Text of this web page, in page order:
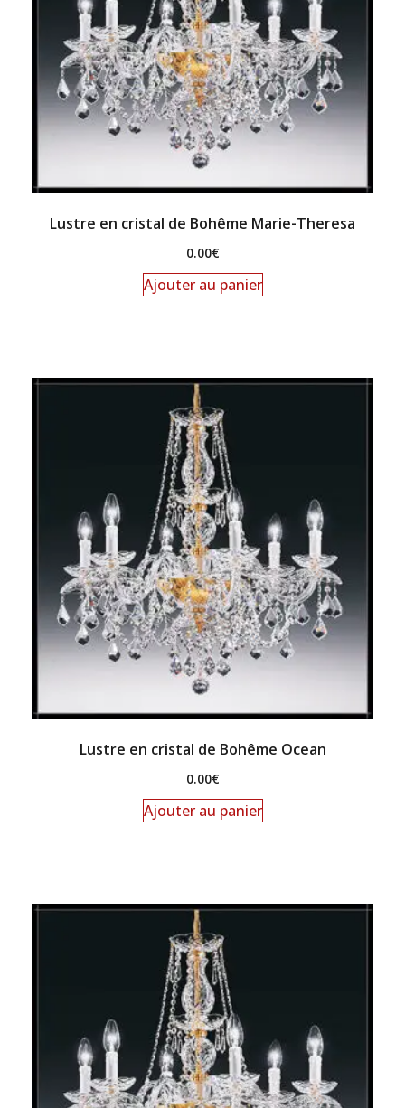
Lustre en cristal de Bohême Marie-Theresa
0.00€
Ajouter au panier
Lustre en cristal de Bohême Ocean
0.00€
Ajouter au panier